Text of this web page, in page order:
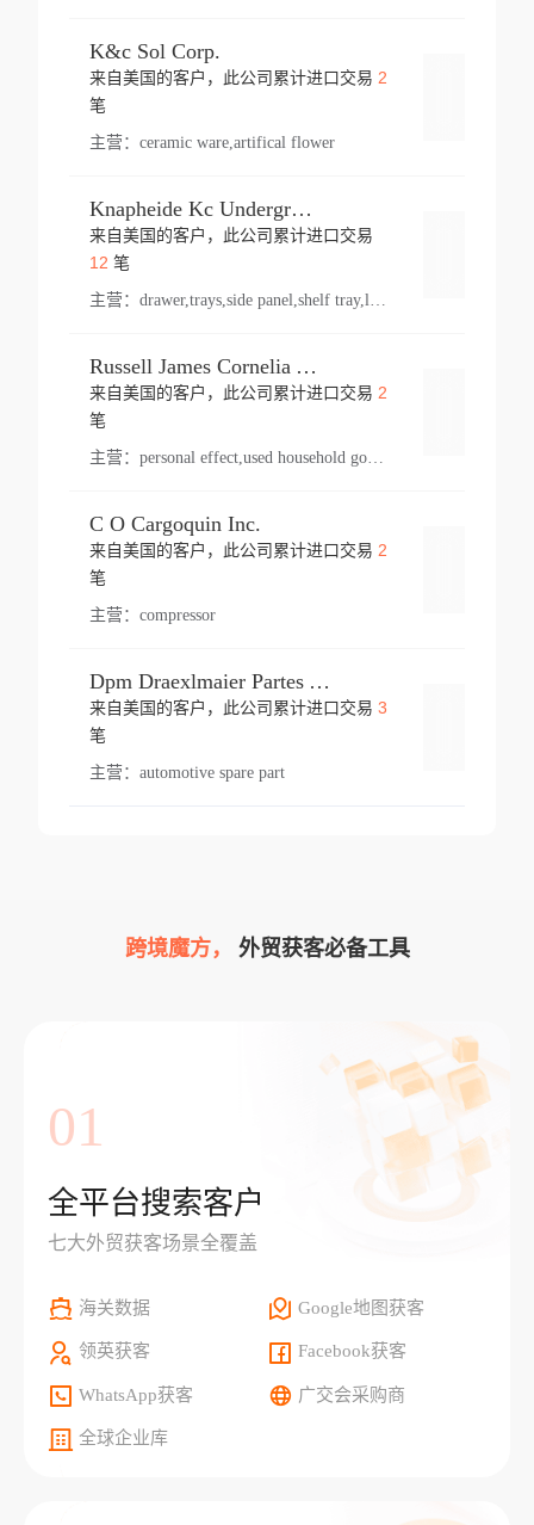
K&c Sol Corp.
来自美国的客户，此公司累计进口交易 2
笔
主营： ceramic ware,artifical flower
Knapheide Kc Underground
来自美国的客户，此公司累计进口交易
12 笔
主营：
Russell James Cornelia Arlington Va
来自美国的客户，此公司累计进口交易 2
笔
主营： personal effect,used household goods
C O Cargoquin Inc.
来自美国的客户，此公司累计进口交易 2
笔
主营： compressor
Dpm Draexlmaier Partes Automotrices Corr Ind Huejotzingo
来自美国的客户，此公司累计进口交易 3
笔
主营： automotive spare part
跨境魔方， 外贸获客必备工具
01
全平台搜索客户
七大外贸获客场景全覆盖
海关数据 Google地图获客
领英获客 Facebook获客
WhatsApp获客 广交会采购商
全球企业库